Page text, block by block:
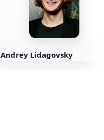
Andrey Lidagovsky